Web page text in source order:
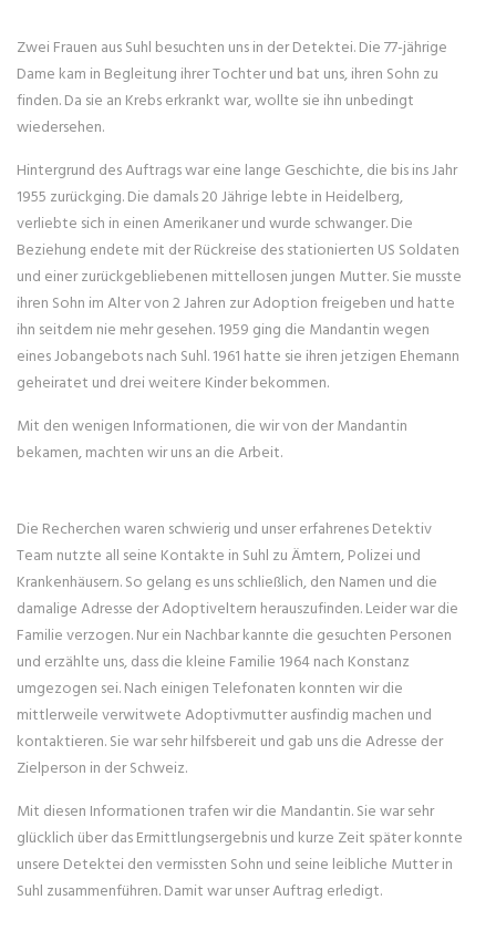
Zwei Frauen aus Suhl besuchten uns in der Detektei. Die 77-jährige
Dame kam in Begleitung ihrer Tochter und bat uns, ihren Sohn zu
finden. Da sie an Krebs erkrankt war, wollte sie ihn unbedingt
wiedersehen.
Hintergrund des Auftrags war eine lange Geschichte, die bis ins Jahr
1955 zurückging. Die damals 20 Jährige lebte in Heidelberg,
verliebte sich in einen Amerikaner und wurde schwanger. Die
Beziehung endete mit der Rückreise des stationierten US Soldaten
und einer zurückgebliebenen mittellosen jungen Mutter. Sie musste
ihren Sohn im Alter von 2 Jahren zur Adoption freigeben und hatte
ihn seitdem nie mehr gesehen. 1959 ging die Mandantin wegen
eines Jobangebots nach Suhl. 1961 hatte sie ihren jetzigen Ehemann
geheiratet und drei weitere Kinder bekommen.
Mit den wenigen Informationen, die wir von der Mandantin
bekamen, machten wir uns an die Arbeit.
Die Recherchen waren schwierig und unser erfahrenes Detektiv
Team nutzte all seine Kontakte in Suhl zu Ämtern, Polizei und
Krankenhäusern. So gelang es uns schließlich, den Namen und die
damalige Adresse der Adoptiveltern herauszufinden. Leider war die
Familie verzogen. Nur ein Nachbar kannte die gesuchten Personen
und erzählte uns, dass die kleine Familie 1964 nach Konstanz
umgezogen sei. Nach einigen Telefonaten konnten wir die
mittlerweile verwitwete Adoptivmutter ausfindig machen und
kontaktieren. Sie war sehr hilfsbereit und gab uns die Adresse der
Zielperson in der Schweiz.
Mit diesen Informationen trafen wir die Mandantin. Sie war sehr
glücklich über das Ermittlungsergebnis und kurze Zeit später konnte
unsere Detektei den vermissten Sohn und seine leibliche Mutter in
Suhl zusammenführen. Damit war unser Auftrag erledigt.